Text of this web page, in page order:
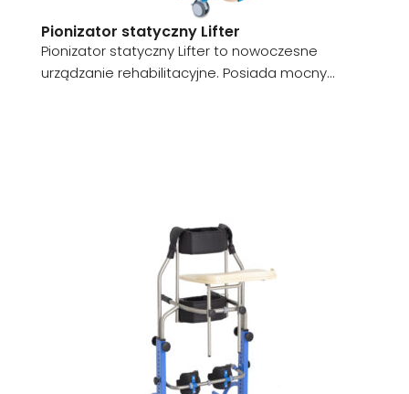
Pionizator statyczny Lifter
Pionizator statyczny Lifter to nowoczesne
urządzanie rehabilitacyjne. Posiada mocny...